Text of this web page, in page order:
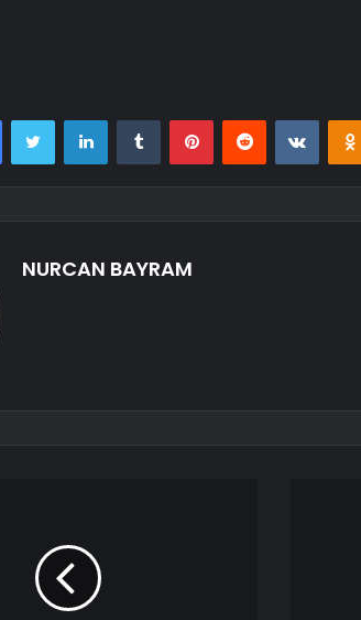
FacebookTwitter LinkedInTumblr PinterestReddit
NURCAN BAYRAM